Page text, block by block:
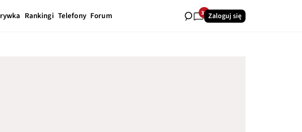
Rankingi Telefony Forum 32Zaloguj się